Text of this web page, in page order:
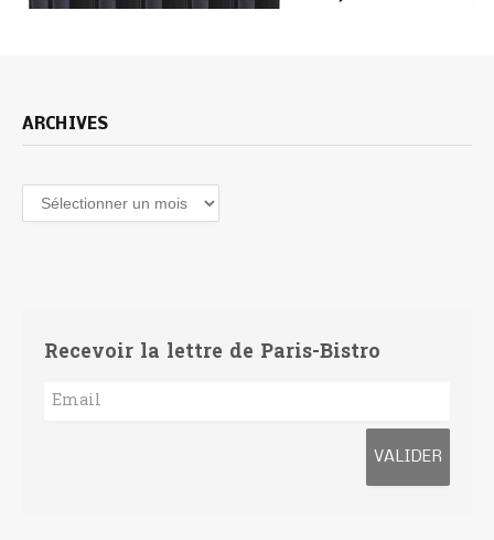
ARCHIVES
Archives
Recevoir la lettre de Paris-Bistro